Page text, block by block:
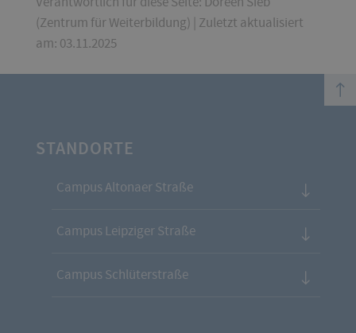
(Zentrum für Weiterbildung) | Zuletzt aktualisiert
am: 03.11.2025
top
STANDORTE
Campus Altonaer Straße
Campus Leipziger Straße
Campus Schlüterstraße